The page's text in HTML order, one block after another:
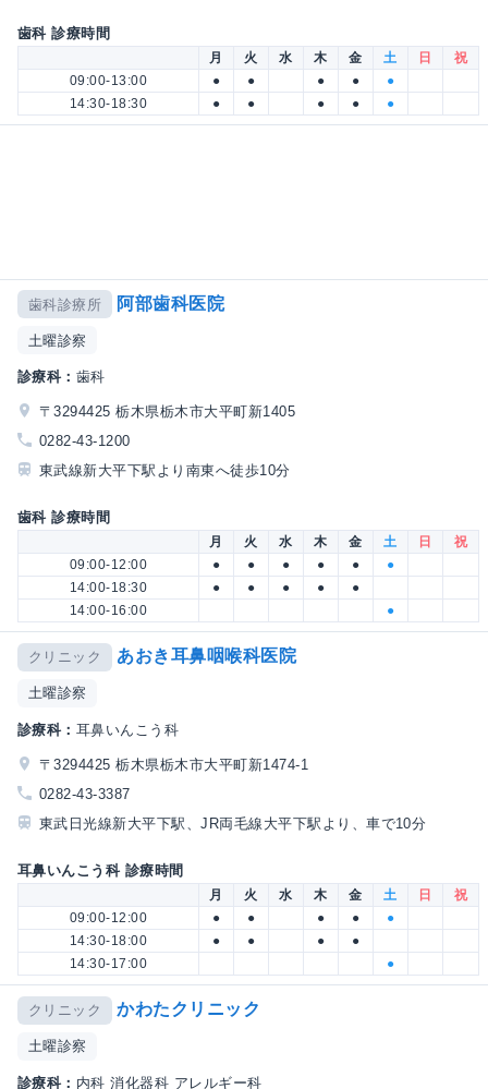
歯科 診療時間
月 火 水 木 金 土 日
祝
09:00-13:00
● ● ● ●
●
14:30-18:30
● ● ● ● ●
歯科診療所 阿部歯科医院
土曜診察
診療科： 歯科
〒3294425 栃木県栃木市大平町新1405
0282-43-1200
東武線新大平下駅より南東へ徒歩10分
歯科 診療時間
月 火 水 木 金 土 日
祝
09:00-12:00
● ● ● ● ●
●
14:00-18:30
● ● ● ●
●
14:00-16:00
●
クリニック あおき耳鼻咽喉科医院
土曜診察
診療科： 耳鼻いんこう科
〒3294425 栃木県栃木市大平町新1474-1
0282-43-3387
東武日光線新大平下駅、JR両毛線大平下駅より、車で10分
耳鼻いんこう科 診療時間
月 火 水 木 金 土 日
祝
09:00-12:00
● ● ● ●
●
14:30-18:00
● ● ●
●
14:30-17:00
●
クリニック かわたクリニック
土曜診察
診療科： 内科 消化器科 アレルギー科